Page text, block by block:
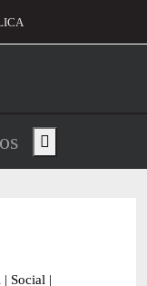
d'usuari
de
Show main menu
| Social |